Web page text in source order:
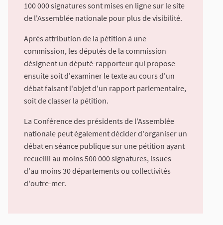
100 000 signatures sont mises en ligne sur le site
de l'Assemblée nationale pour plus de visibilité.
Après attribution de la pétition à une
commission, les députés de la commission
désignent un député-rapporteur qui propose
ensuite soit d'examiner le texte au cours d'un
débat faisant l'objet d'un rapport parlementaire,
soit de classer la pétition.
La Conférence des présidents de l'Assemblée
nationale peut également décider d'organiser un
débat en séance publique sur une pétition ayant
recueilli au moins 500 000 signatures, issues
d'au moins 30 départements ou collectivités
d'outre-mer.